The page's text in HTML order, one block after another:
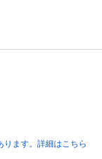
ます。詳細はこちら